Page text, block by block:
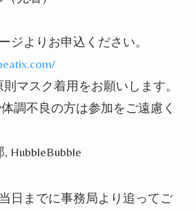
ジよりお申込ください。
マスク着用をお願いします。
調不良の方は参加をご遠慮く
HubbleBubble
日までに事務局より追ってご